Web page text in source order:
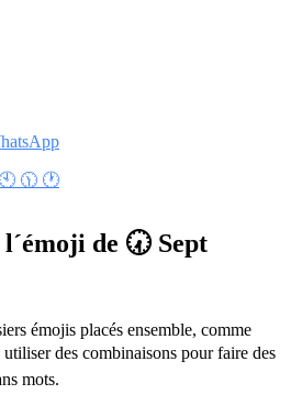
🕦 🕐
de 🕢 Sept
émojis placés ensemble, comme
des combinaisons pour faire des
mots.